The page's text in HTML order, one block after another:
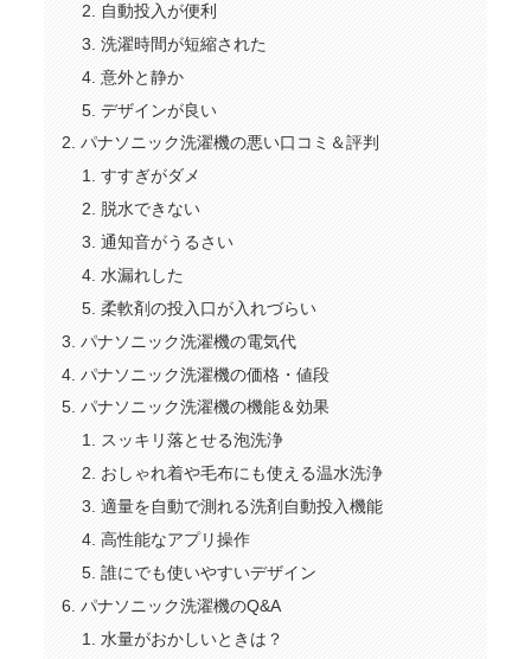
自動投入が便利
洗濯時間が短縮された
意外と静か
デザインが良い
パナソニック洗濯機の悪い口コミ＆評判
すすぎがダメ
脱水できない
通知音がうるさい
水漏れした
柔軟剤の投入口が入れづらい
パナソニック洗濯機の電気代
パナソニック洗濯機の価格・値段
パナソニック洗濯機の機能＆効果
スッキリ落とせる泡洗浄
おしゃれ着や毛布にも使える温水洗浄
適量を自動で測れる洗剤自動投入機能
高性能なアプリ操作
誰にでも使いやすいデザイン
パナソニック洗濯機のQ&A
水量がおかしいときは？